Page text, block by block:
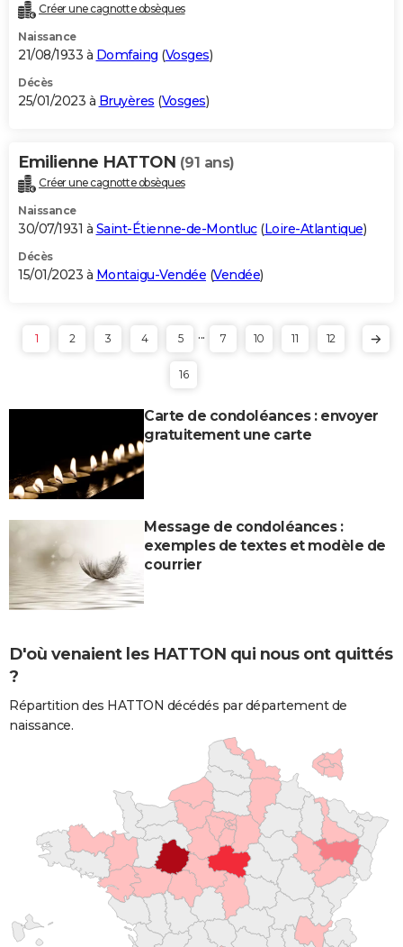
Créer une cagnotte obsèques
Naissance
21/08/1933 à Domfaing (Vosges)
Décès
25/01/2023 à Bruyères (Vosges)
Emilienne HATTON (91 ans)
Créer une cagnotte obsèques
Naissance
30/07/1931 à Saint-Étienne-de-Montluc(Loire-Atlantique)
Décès
15/01/2023 à Montaigu-Vendée (Vendée)
1 2 3 4 5 ... 7 10 11 12
16
Carte de condoléances : envoyer
gratuitement une carte
Message de condoléances :
exemples de textes et modèle de
courrier
D'où venaient les HATTON qui nous ont quittés
?
Répartition des HATTON décédés par département de
naissance.